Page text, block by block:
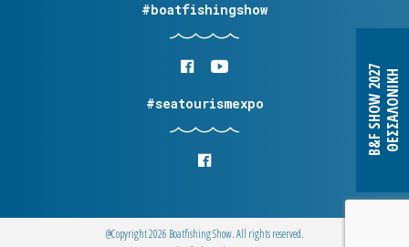
B&F SHOW 2027ΘΕΣΣΑΛΟΝΙΚΗ
#boatfishingshow
#seatourismexpo
@Copyright 2026 Boatfishing Show. All rights reserved.